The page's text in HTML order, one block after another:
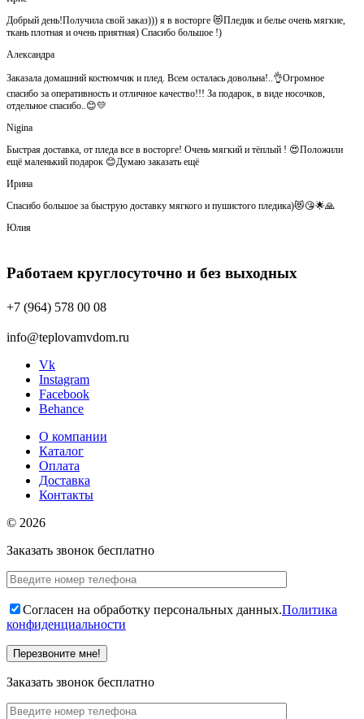
Добрый день!Получила свой заказ))) я в восторге 😻Пледик и белье очень мягкие,
ткань плотная и очень приятная) Спасибо большое !)
Александра
Заказала домашний костюмчик и плед. Всем осталась довольна!..👌Огромное
спасибо за оперативность и отличное качество!!! За подарок, в виде носочков,
отдельное спасибо..😊💛
Nigina
Быстрая доставка, от пледа все в восторге! Очень мягкий и тёплый ! 😍Положили
ещё маленький подарок 😊Думаю заказать ещё
Ирина
Спасибо большое за быструю доставку мягкого и пушистого пледика)😻😘🌟🙏
Юлия
Работаем круглосуточно и без выходных
+7 (964) 578 00 08
info@teplovamvdom.ru
Vk
Instagram
Facebook
Behance
О компании
Каталог
Оплата
Доставка
Контакты
© 2026
Заказать звонок бесплатно
Согласен на обработку персональных данных.Политика
конфиденциальности
Заказать звонок бесплатно